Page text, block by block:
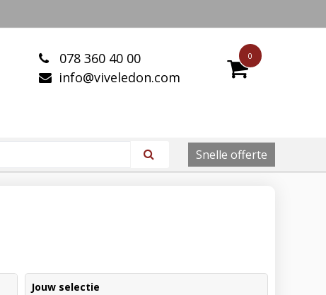
0
078 360 40 00
info@viveledon.com
Snelle offerte
Jouw selectie